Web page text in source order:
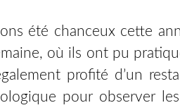
été chanceux cette
où ils ont pu
profité d’un
pour observer